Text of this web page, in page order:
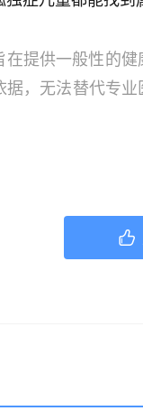
在提供一般性的
据，无法替代专
合格的医疗专业